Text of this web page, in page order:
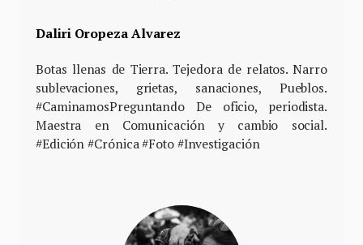
Daliri Oropeza Alvarez
Botas llenas de Tierra. Tejedora de relatos. Narro
sublevaciones, grietas, sanaciones, Pueblos.
#CaminamosPreguntando De oficio, periodista.
Maestra en Comunicación y cambio social.
#Edición #Crónica #Foto #Investigación